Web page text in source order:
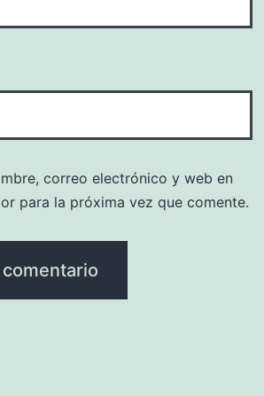
correo electrónico y web en
para la próxima vez que comente.